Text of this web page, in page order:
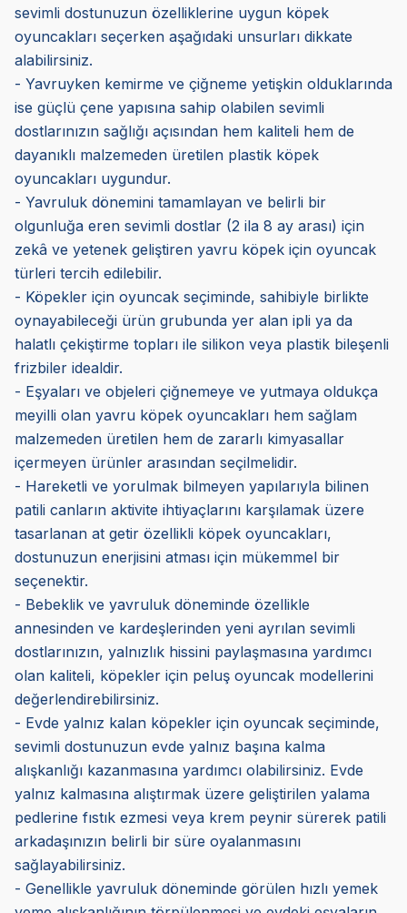
sevimli dostunuzun özelliklerine uygun köpek
oyuncakları seçerken aşağıdaki unsurları dikkate
alabilirsiniz.
- Yavruyken kemirme ve çiğneme yetişkin olduklarında
ise güçlü çene yapısına sahip olabilen sevimli
dostlarınızın sağlığı açısından hem kaliteli hem de
dayanıklı malzemeden üretilen plastik köpek
oyuncakları uygundur.
- Yavruluk dönemini tamamlayan ve belirli bir
olgunluğa eren sevimli dostlar (2 ila 8 ay arası) için
zekâ ve yetenek geliştiren yavru köpek için oyuncak
türleri tercih edilebilir.
- Köpekler için oyuncak seçiminde, sahibiyle birlikte
oynayabileceği ürün grubunda yer alan ipli ya da
halatlı çekiştirme topları ile silikon veya plastik bileşenli
frizbiler idealdir.
- Eşyaları ve objeleri çiğnemeye ve yutmaya oldukça
meyilli olan yavru köpek oyuncakları hem sağlam
malzemeden üretilen hem de zararlı kimyasallar
içermeyen ürünler arasından seçilmelidir.
- Hareketli ve yorulmak bilmeyen yapılarıyla bilinen
patili canların aktivite ihtiyaçlarını karşılamak üzere
tasarlanan at getir özellikli köpek oyuncakları,
dostunuzun enerjisini atması için mükemmel bir
seçenektir.
- Bebeklik ve yavruluk döneminde özellikle
annesinden ve kardeşlerinden yeni ayrılan sevimli
dostlarınızın, yalnızlık hissini paylaşmasına yardımcı
olan kaliteli, köpekler için peluş oyuncak modellerini
değerlendirebilirsiniz.
- Evde yalnız kalan köpekler için oyuncak seçiminde,
sevimli dostunuzun evde yalnız başına kalma
alışkanlığı kazanmasına yardımcı olabilirsiniz. Evde
yalnız kalmasına alıştırmak üzere geliştirilen yalama
pedlerine fıstık ezmesi veya krem peynir sürerek patili
arkadaşınızın belirli bir süre oyalanmasını
sağlayabilirsiniz.
- Genellikle yavruluk döneminde görülen hızlı yemek